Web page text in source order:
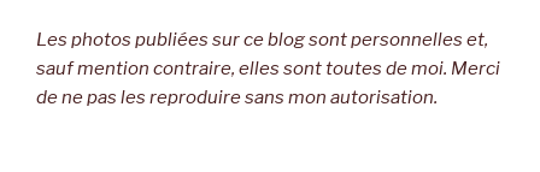
Les photos publiées sur ce blog sont personnelles et,
sauf mention contraire, elles sont toutes de moi. Merci
de ne pas les reproduire sans mon autorisation.